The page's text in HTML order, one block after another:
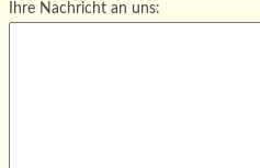
Ihre Nachricht an uns: